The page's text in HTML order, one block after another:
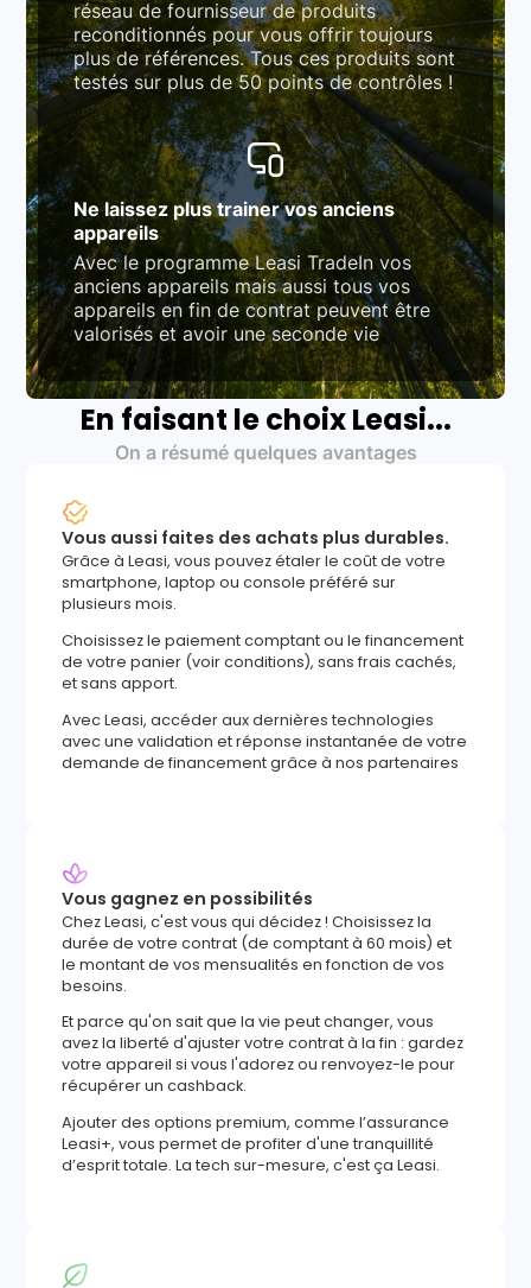
réseau de fournisseur de produits
reconditionnés pour vous offrir toujours
plus de références. Tous ces produits sont
testés sur plus de 50 points de contrôles !
Ne laissez plus trainer vos anciens
appareils
Avec le programme Leasi TradeIn vos
anciens appareils mais aussi tous vos
appareils en fin de contrat peuvent être
valorisés et avoir une seconde vie
En faisant le choix Leasi...
On a résumé quelques avantages
Vous aussi faites des achats plus durables.
Grâce à Leasi, vous pouvez étaler le coût de votre
smartphone, laptop ou console préféré sur
plusieurs mois.
Choisissez le paiement comptant ou le financement
de votre panier (voir conditions), sans frais cachés,
et sans apport.
Avec Leasi, accéder aux dernières technologies
avec une validation et réponse instantanée de votre
demande de financement grâce à nos partenaires
Vous gagnez en possibilités
Chez Leasi, c'est vous qui décidez ! Choisissez la
durée de votre contrat (de comptant à 60 mois) et
le montant de vos mensualités en fonction de vos
besoins.
Et parce qu'on sait que la vie peut changer, vous
avez la liberté d'ajuster votre contrat à la fin : gardez
votre appareil si vous l'adorez ou renvoyez-le pour
récupérer un cashback.
Ajouter des options premium, comme l’assurance
Leasi+, vous permet de profiter d'une tranquillité
d’esprit totale. La tech sur-mesure, c'est ça Leasi.